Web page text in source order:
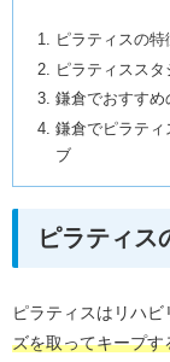
ピラティスの特
ピラティスス
鎌倉でおすすめ
鎌倉でピラティ
ブ
ピラティス
ピラティスはリハビ
ズを取ってキープ